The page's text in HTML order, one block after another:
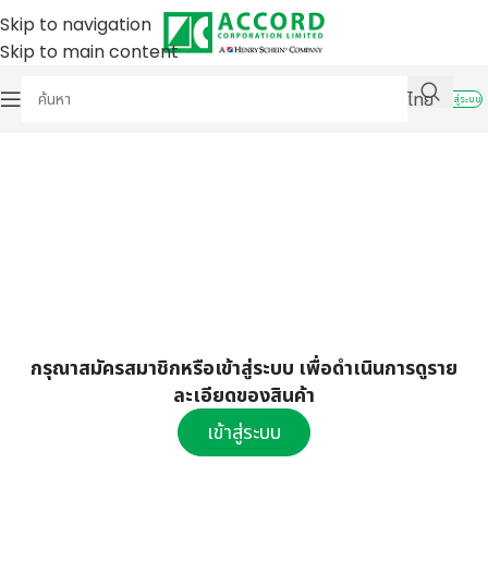
Skip to navigation
Skip to main content
ไทย
เข้าสู่ระบบ
กรุณาสมัครสมาชิกหรือเข้าสู่ระบบ เพื่อดำเนินการดูราย
ละเอียดของสินค้า
เข้าสู่ระบบ